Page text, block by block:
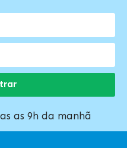
as 9h da manhã